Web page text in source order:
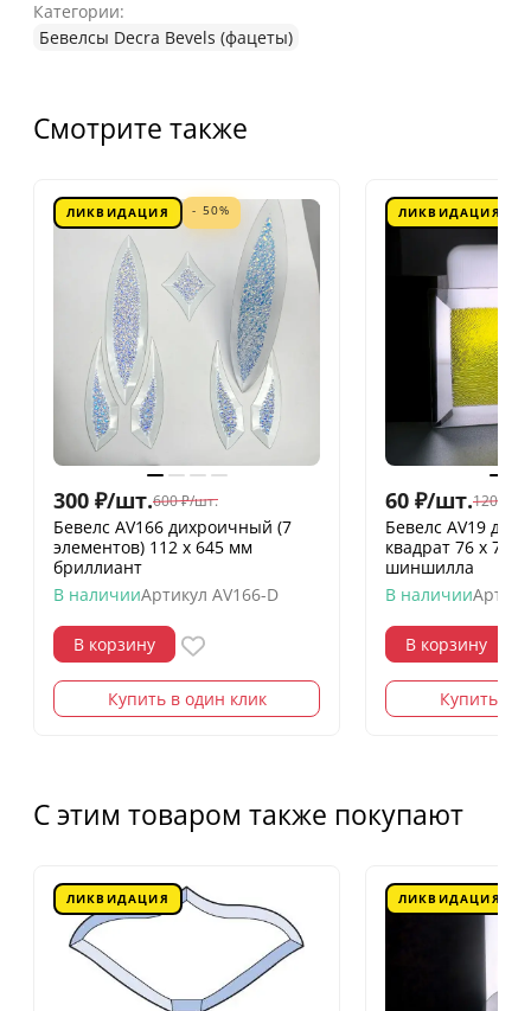
Категории:
Бевелсы Decra Bevels (фацеты)
Смотрите также
ЛИКВИДАЦИЯ - 50%
300 ₽/шт.600 ₽/шт.
Бевелс AV166 дихроичный (7
элементов) 112 х 645 мм
бриллиант
В наличииАртикул AV166-D
В корзину
Купить в один клик
ЛИКВИДАЦИЯ
60 ₽/шт.120
Бевелс AV19
квадрат 76 х 76
шиншилла
В наличии
В корзину
Купить в
С этим товаром также покупают
ЛИКВИДАЦИЯ ЛИКВИДАЦИЯ